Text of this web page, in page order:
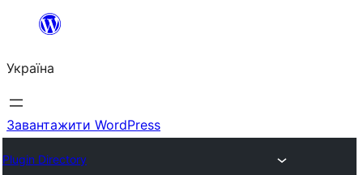
Перейти
вмісту
Україна
Завантажити WordPress
Plugin Directory